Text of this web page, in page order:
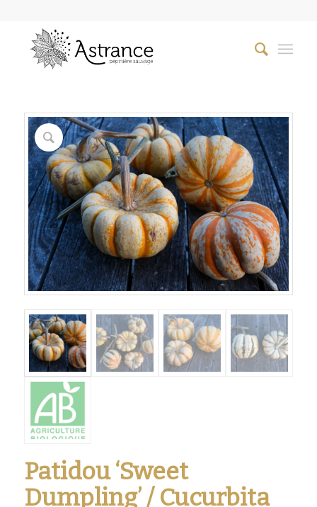
Patidou ‘Sweet
Dumpling’ / Cucurbita